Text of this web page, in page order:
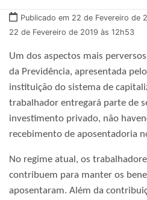
Publicado em 22 de Fevereiro de
22 de Fevereiro de 2019 às 12h53
Um dos aspectos mais
da Previdência, apresentada
instituição do sistema de
trabalhador entregará parte de
investimento privado, não
recebimento de aposentadoria
No regime atual, os
contribuem para manter os
aposentaram. Além da